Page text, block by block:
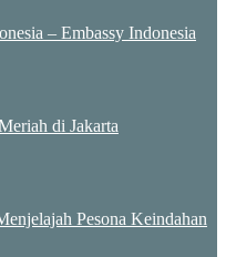
– Embassy Indonesia
di Jakarta
Pesona Keindahan